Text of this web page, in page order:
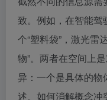
致。例如，在智能驾
个“塑料袋”，激光雷
物”。两者在空间上
异：一个是具体的物
述。如何消解概念冲